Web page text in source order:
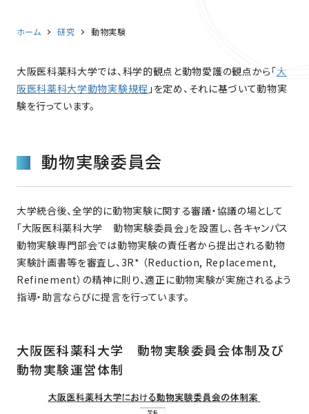
ホーム 研究 動物実験
大阪医科薬科大学では、科学的観点と動物愛護の観点から「大
阪医科薬科大学動物実験規程 」を定め、それに基づいて動物実
験を行っています。
動物実験委員会
大学統合後、全学的に動物実験に関する審議・協議の場として
「大阪医科薬科大学 動物実験委員会」を設置し、各キャンパス
動物実験専門部会では動物実験の責任者から提出される動物
実験計画書等を審査し、3R* （Reduction, Replacement,
Refinement）の精神に則り、適正に動物実験が実施されるよう
指導・助言ならびに提言を行っています。
大阪医科薬科大学 動物実験委員会体制及び
動物実験運営体制